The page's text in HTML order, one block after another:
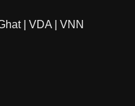
| VDA VNN